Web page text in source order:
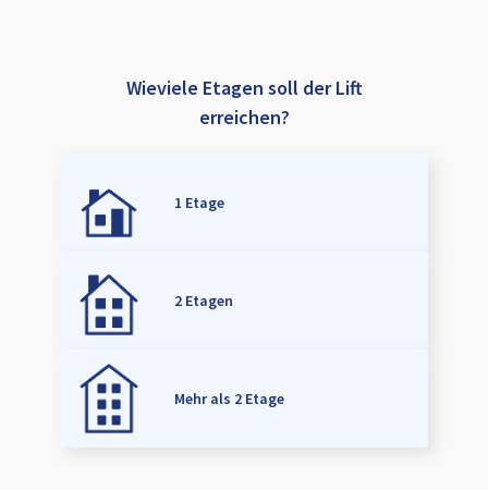
Wieviele Etagen soll der Lift
erreichen?
1 Etage
2 Etagen
Mehr als 2 Etage